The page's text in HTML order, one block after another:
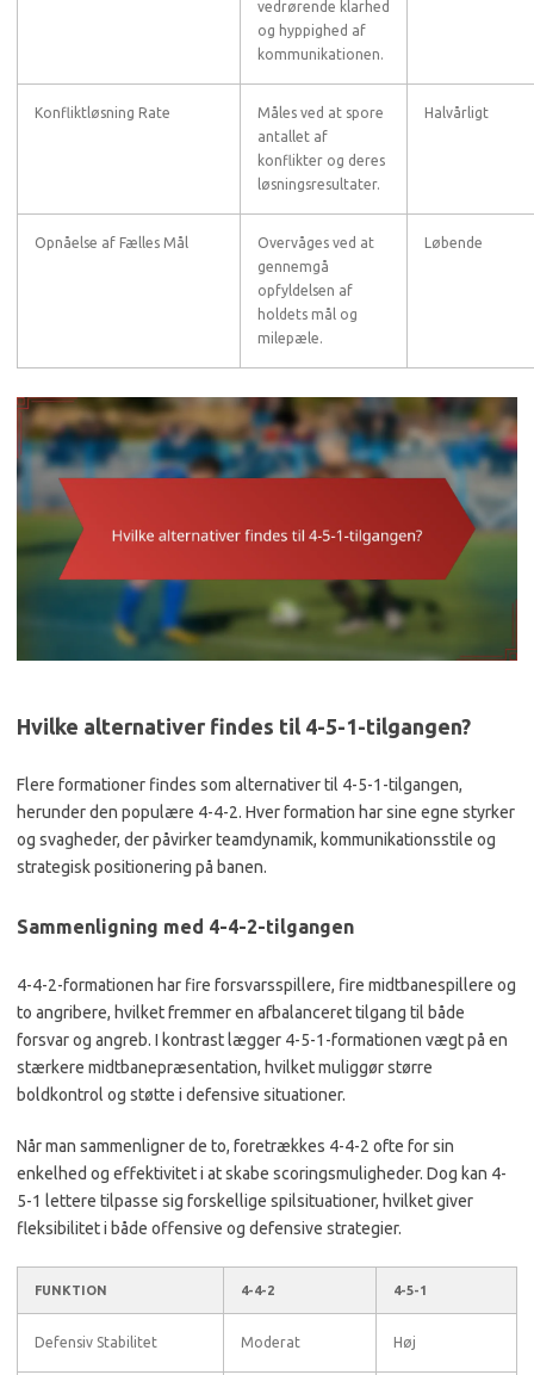
vedrørende klarhed
og hyppighed af
kommunikationen.
Konfliktløsning Rate
Måles ved at spore
antallet af
konflikter og deres
løsningsresultater.
Halvårligt
Opnåelse af Fælles Mål
Overvåges ved at
gennemgå
opfyldelsen af
holdets mål og
milepæle.
Løbende
Hvilke alternativer findes til 4-5-1-tilgangen?
Flere formationer findes som alternativer til 4-5-1-tilgangen,
herunder den populære 4-4-2. Hver formation har sine egne styrker
og svagheder, der påvirker teamdynamik, kommunikationsstile og
strategisk positionering på banen.
Sammenligning med 4-4-2-tilgangen
4-4-2-formationen har fire forsvarsspillere, fire midtbanespillere og
to angribere, hvilket fremmer en afbalanceret tilgang til både
forsvar og angreb. I kontrast lægger 4-5-1-formationen vægt på en
stærkere midtbanepræsentation, hvilket muliggør større
boldkontrol og støtte i defensive situationer.
Når man sammenligner de to, foretrækkes 4-4-2 ofte for sin
enkelhed og effektivitet i at skabe scoringsmuligheder. Dog kan 4-
5-1 lettere tilpasse sig forskellige spilsituationer, hvilket giver
fleksibilitet i både offensive og defensive strategier.
FUNKTION 4-4-2 4-5-1
Defensiv Stabilitet Moderat Høj